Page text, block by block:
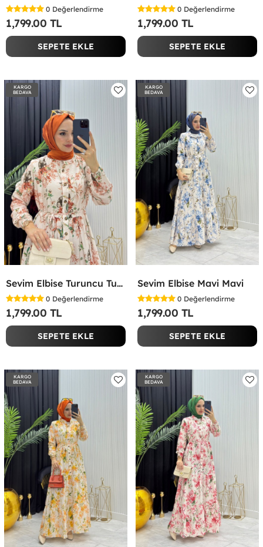
0 Değerlendirme
1,799.00 TL
SEPETE EKLE
0 Değerlendirme
1,799.00 TL
SEPETE EKLE
KARGO
BEDAVA
Sevim Elbise Turuncu Turuncu
0 Değerlendirme
1,799.00 TL
SEPETE EKLE
KARGO
BEDAVA
Sevim Elbise Mavi Mavi
0 Değerlendirme
1,799.00 TL
SEPETE EKLE
KARGO
BEDAVA
KARGO
BEDAVA